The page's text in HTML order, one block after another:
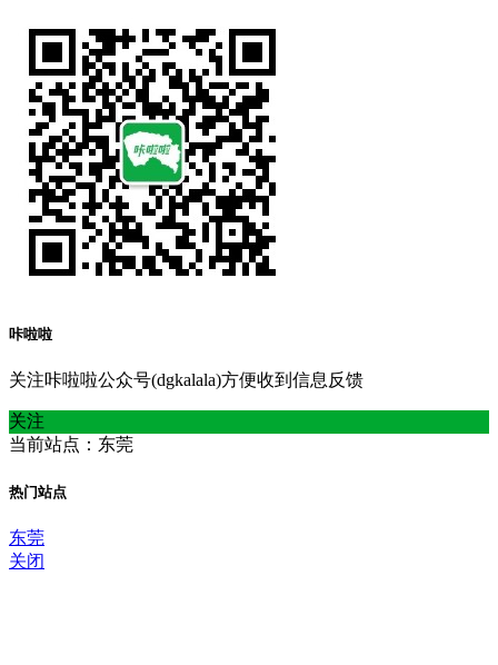
咔啦啦
关注咔啦啦公众号(dgkalala)方便收到信息反馈
关注
当前站点：东莞
热门站点
东莞
关闭